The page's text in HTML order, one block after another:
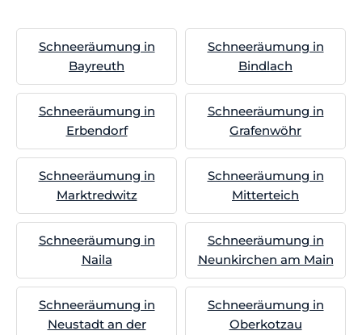
Schneeräumung in
Bayreuth
Schneeräumung in
Bindlach
Schneeräumung in
Erbendorf
Schneeräumung in
Grafenwöhr
Schneeräumung in
Marktredwitz
Schneeräumung in
Mitterteich
Schneeräumung in
Naila
Schneeräumung in
Neunkirchen am Main
Schneeräumung in
Neustadt an der
Schneeräumung in
Oberkotzau